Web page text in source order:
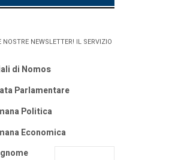
NOSTRE NEWSLETTER! IL SERVIZIO
di Nomos
Parlamentare
Politica
Economica